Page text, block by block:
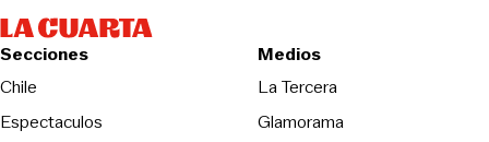
Secciones
Chile
Espectaculos
Medios
La TerceraOpens in new
Glamorama